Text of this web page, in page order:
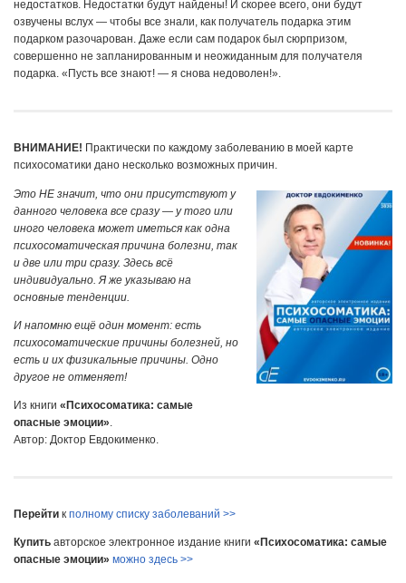
недостатков. Недостатки будут найдены! И скорее всего, они будут
озвучены вслух — чтобы все знали, как получатель подарка этим
подарком разочарован. Даже если сам подарок был сюрпризом,
совершенно не запланированным и неожиданным для получателя
подарка. «Пусть все знают! — я снова недоволен!».
ВНИМАНИЕ! Практически по каждому заболеванию в моей карте
психосоматики дано несколько возможных причин.
Это НЕ значит, что они присутствуют у
данного человека все сразу — у того или
иного человека может иметься как одна
психосоматическая причина болезни, так
и две или три сразу. Здесь всё
индивидуально. Я же указываю на
основные тенденции.
И напомню ещё один момент: есть
психосоматические причины болезней, но
есть и их физикальные причины. Одно
другое не отменяет!
Из книги «Психосоматика: самые
опасные эмоции»
Автор: Доктор Евдокименко.
Перейти к полному списку заболеваний >>
Купить авторское электронное издание книги «Психосоматика: самые
опасные эмоции» можно здесь >>